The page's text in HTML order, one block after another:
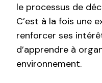
le processus de
C’est à la fois une
renforcer ses
d’apprendre à
environnement.